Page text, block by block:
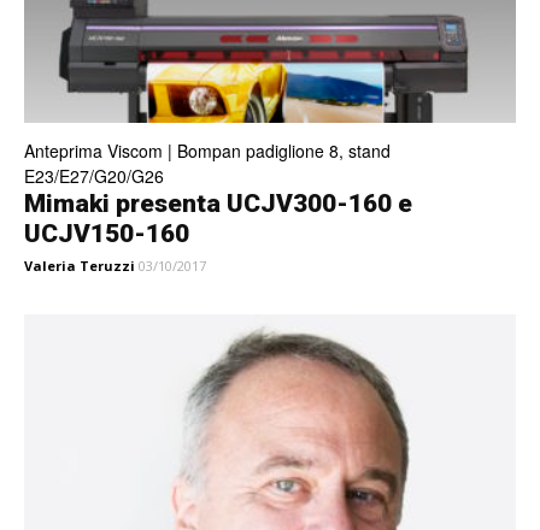
Anteprima Viscom | Bompan padiglione 8, stand
E23/E27/G20/G26
Mimaki presenta UCJV300-160 e
UCJV150-160
Valeria Teruzzi 03/10/2017